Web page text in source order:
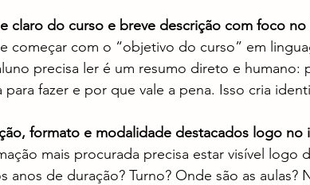
claro do curso e breve descrição com foco
começar com o “objetivo do curso” em
precisa ler é um resumo direto e humano:
para fazer e por que vale a pena. Isso cria
formato e modalidade destacados logo no
mais procurada precisa estar visível logo
anos de duração? Turno? Onde são as aulas?